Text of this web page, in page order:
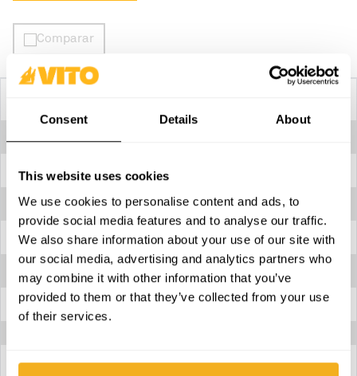
Consent Details About
This website uses cookies
We use cookies to personalise content and ads, to
provide social media features and to analyse our traffic.
We also share information about your use of our site with
our social media, advertising and analytics partners who
may combine it with other information that you’ve
provided to them or that they’ve collected from your use
of their services.
Comparar
Niveles de ajuste de la velocidad
Peso máximo soportado por la ventosa
Tensión nominal 20V
Tipo de motor Escobillas de carbon
Velocidad de rotación en vacío 0 - 7500 rpm